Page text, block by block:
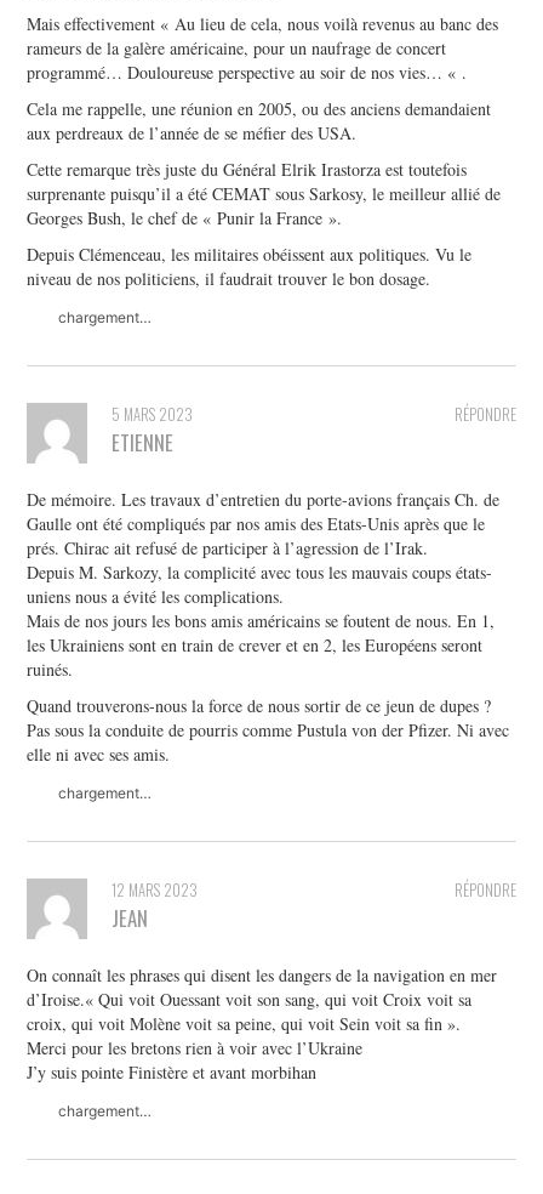
Mais effectivement « Au lieu de cela, nous voilà revenus au banc des
rameurs de la galère américaine, pour un naufrage de concert
programmé… Douloureuse perspective au soir de nos vies… « .
Cela me rappelle, une réunion en 2005, ou des anciens demandaient
aux perdreaux de l’année de se méfier des USA.
Cette remarque très juste du Général Elrik Irastorza est toutefois
surprenante puisqu’il a été CEMAT sous Sarkosy, le meilleur allié de
Georges Bush, le chef de « Punir la France ».
Depuis Clémenceau, les militaires obéissent aux politiques. Vu le
niveau de nos politiciens, il faudrait trouver le bon dosage.
chargement…
RÉPONDRE
5 MARS 2023
ETIENNE
De mémoire. Les travaux d’entretien du porte-avions français Ch. de
Gaulle ont été compliqués par nos amis des Etats-Unis après que le
prés. Chirac ait refusé de participer à l’agression de l’Irak.
Depuis M. Sarkozy, la complicité avec tous les mauvais coups états-
uniens nous a évité les complications.
Mais de nos jours les bons amis américains se foutent de nous. En 1,
les Ukrainiens sont en train de crever et en 2, les Européens seront
ruinés.
Quand trouverons-nous la force de nous sortir de ce jeun de dupes ?
Pas sous la conduite de pourris comme Pustula von der Pfizer. Ni avec
elle ni avec ses amis.
chargement…
RÉPONDRE
12 MARS 2023
JEAN
On connaît les phrases qui disent les dangers de la navigation en mer
d’Iroise.« Qui voit Ouessant voit son sang, qui voit Croix voit sa
croix, qui voit Molène voit sa peine, qui voit Sein voit sa fin ».
Merci pour les bretons rien à voir avec l’Ukraine
J’y suis pointe Finistère et avant morbihan
chargement…